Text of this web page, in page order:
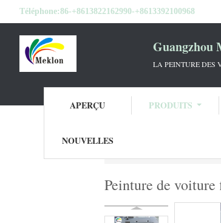
Téléphone:86-+8613822162990-+8613392100968
Guangzhou
LA PEINTURE DES
APERÇU PRODUITS
NOUVELLES
Peinture de